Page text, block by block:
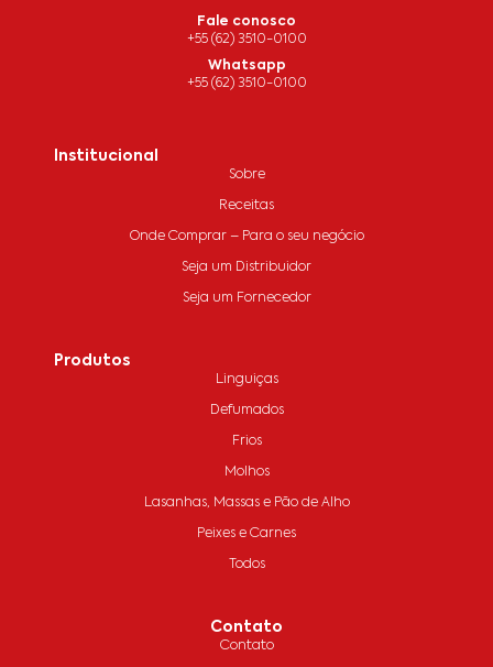
Fale conosco
+55 (62) 3510-0100
Whatsapp
+55 (62) 3510-0100
Institucional
Sobre
Receitas
Onde Comprar – Para o seu negócio
Seja um Distribuidor
Seja um Fornecedor
Produtos
Linguiças
Defumados
Frios
Molhos
Lasanhas, Massas e Pão de Alho
Peixes e Carnes
Todos
Contato
Contato